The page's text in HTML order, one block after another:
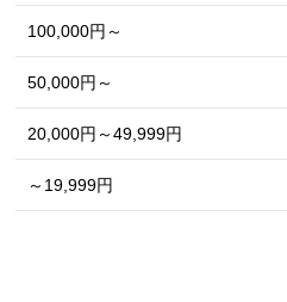
100,000円～
50,000円～
20,000円～49,999円
～19,999円